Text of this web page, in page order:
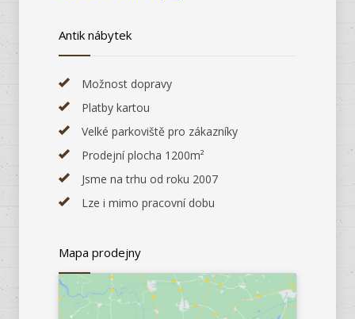
Antik nábytek
Možnost dopravy
Platby kartou
Velké parkoviště pro zákazníky
Prodejní plocha 1200m²
Jsme na trhu od roku 2007
Lze i mimo pracovní dobu
Mapa prodejny